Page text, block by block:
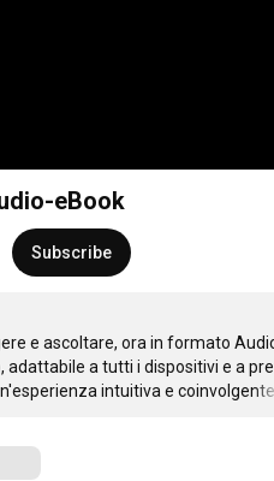
eBook
Subscribe
e ascoltare, ora in formato
adattabile a tutti i dispositivi e a
intuitiva e coinvolgente.